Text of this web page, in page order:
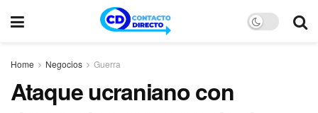
Home Negocios Guerra
Ataque ucraniano con